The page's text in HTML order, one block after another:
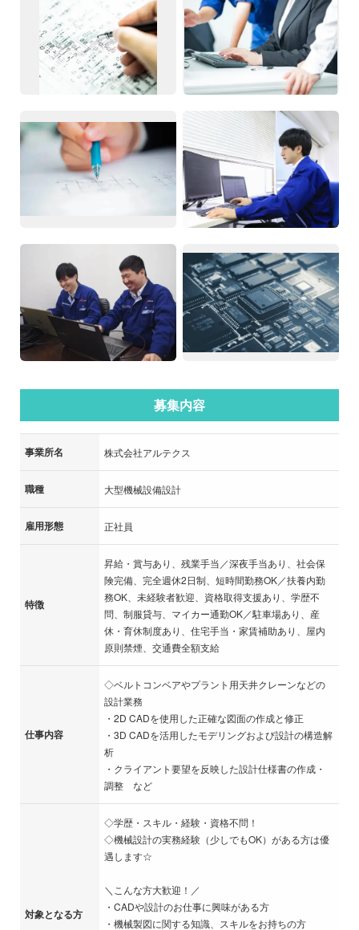
募集内容
事業所名 株式会社アルテクス
職種 大型機械設備設計
雇用形態 正社員
特徴
昇給・賞与あり、残業手当／深夜手当あり、社会保
険完備、完全週休2日制、短時間勤務OK／扶養内勤
務OK、未経験者歓迎、資格取得支援あり、学歴不
問、制服貸与、マイカー通勤OK／駐車場あり、産
休・育休制度あり、住宅手当・家賃補助あり、屋内
原則禁煙、交通費全額支給
仕事内容
◇ベルトコンベアやプラント用天井クレーンなどの
設計業務
・2D CADを使用した正確な図面の作成と修正
・3D CADを活用したモデリングおよび設計の構造解
析
・クライアント要望を反映した設計仕様書の作成・
調整 など
対象となる方
◇学歴・スキル・経験・資格不問！
◇機械設計の実務経験（少しでもOK）がある方は優
遇します☆
＼こんな方大歓迎！／
・CADや設計のお仕事に興味がある方
・機械製図に関する知識、スキルをお持ちの方